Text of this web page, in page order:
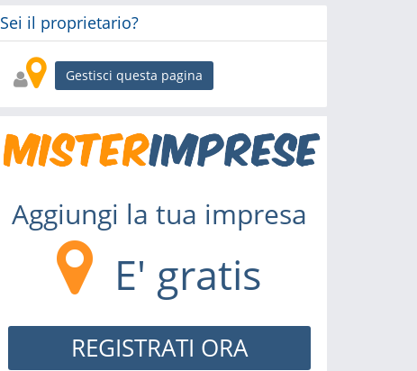
Sei il proprietario?
Gestisci questa pagina
Aggiungi la tua impresa
E' gratis
REGISTRATI ORA